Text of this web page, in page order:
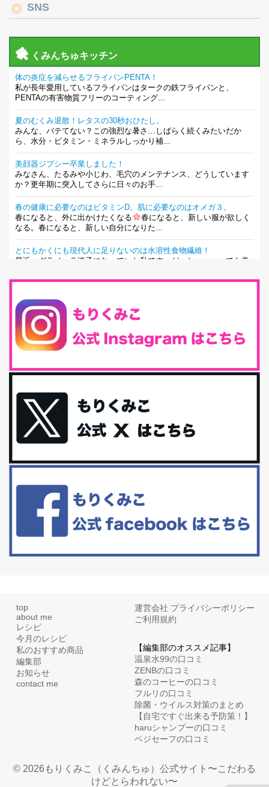
SNS
くみんちゅキッチン
体の炎症を減らせるフライパンPENTA！
私が長年愛用しているフライパンはタークの鉄フライパンと、
PENTAの有害物質フリーのコーティング...
夏のむくみ退散！レタスの30秒おひたし。
みんな、バテてない？この強烈な暑さ…しばらく続くみたいだか
ら、水分・ビタミン・ミネラルしっかり補...
美顔器ジプシー卒業しました！
みなさん、たるみや小じわ、毛穴のメンテナンス、どうしています
か？更年期に突入してさらに日々のお手...
春の健康に必要なのはビタミンD。肌に必要なのはオメガ３。
春になると、外に出かけたくなる
春になると、新しい服が欲しく
なる。春になると、新しい自分になりた...
とにもかくにも現代人に足りないのは水溶性食物繊維！
最近、グラノーラ迷子になっていた私です。が、と〜〜〜っても美
腸内環境を整えることは、健康維持の中でいっちばん大事！だと私
は思っています。 ヒトの免...
iHerb特大セール終了間近！みんな何買う？
最近お風呂上がりの炭酸水をシリカシリカにしているんだけど確か
今回は、最近毎回定期的に購入している「楽天ふるさと納税」の返
礼品トップ５を紹介します。今までいろ...
更年期を穏やかに乗りきるために今できる５つのこと。
アラフィフからの体と心の整え方。 私も気づけばアラフィフ、これ
といった更年期症状はまだ...
白髪・美容・免疫力、現代人に足りないのは海藻！
リーブオイルorごま油をたらす。&n...
top
about me
レシピ
今月のレシピ
私のおすすめ商品
編集部
お知らせ
contact me
運営会社 プライバシーポリシー
ご利用規約
【編集部のオススメ記事】
温泉水99の口コミ
ZENBの口コミ
森のコーヒーの口コミ
フルリの口コミ
除菌・ウイルス対策のまとめ
【自宅ですぐ出来る予防策！】
haruシャンプーの口コミ
ベジセーフの口コミ
© 2026もりくみこ（くみんちゅ）公式サイト〜こだわる
けどとらわれない〜